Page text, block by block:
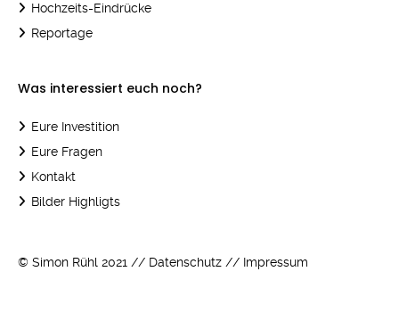
Hochzeits-Eindrücke
Reportage
Was interessiert euch noch?
Eure Investition
Eure Fragen
Kontakt
Bilder Highligts
© Simon Rühl 2021 // Datenschutz // Impressum